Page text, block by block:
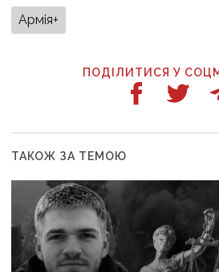
Армія+
ПОДІЛИТИСЯ У
ТАКОЖ ЗА ТЕМОЮ